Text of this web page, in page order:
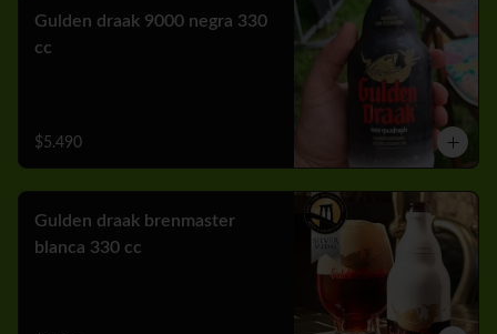
Gulden draak 9000 negra 330
cc
$5.490
Gulden draak brenmaster
blanca 330 cc